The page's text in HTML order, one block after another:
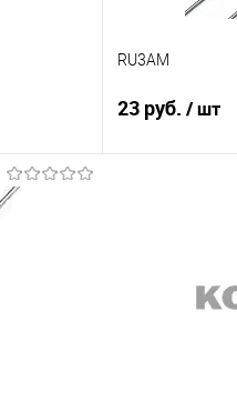
RU3AM
23 руб. / шт
В избранное